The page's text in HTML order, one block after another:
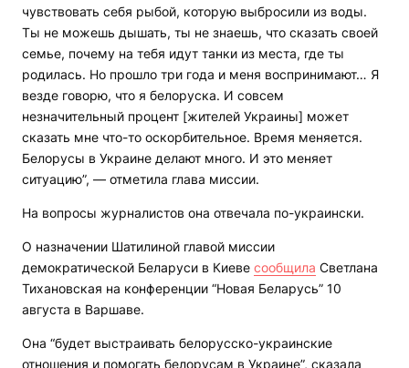
чувствовать себя рыбой, которую выбросили из воды.
Ты не можешь дышать, ты не знаешь, что сказать своей
семье, почему на тебя идут танки из места, где ты
родилась. Но прошло три года и меня воспринимают… Я
везде говорю, что я белоруска. И совсем
незначительный процент [жителей Украины] может
сказать мне что-то оскорбительное. Время меняется.
Белорусы в Украине делают много. И это меняет
ситуацию”, — отметила глава миссии.
На вопросы журналистов она отвечала по-украински.
О назначении Шатилиной главой миссии
демократической Беларуси в Киеве сообщила Светлана
Тихановская на конференции “Новая Беларусь” 10
августа в Варшаве.
Она “будет выстраивать белорусско-украинские
отношения и помогать белорусам в Украине”, сказала